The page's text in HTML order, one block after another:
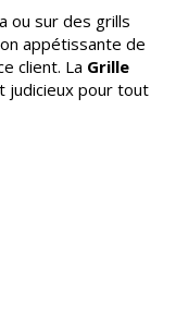
ou sur des grills
appétissante de
client. La Grille
judicieux pour tout